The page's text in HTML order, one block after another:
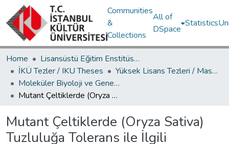
Communities
&
Collections
All of
DSpace
Statistics
Home
Lisansüstü Eğitim Enstitüsü / Postgraduate Education Institute
İKÜ Tezler / IKU Theses
Yüksek Lisans Tezleri / Master's Theses
Moleküler Biyoloji ve Genetik Ana Bilim Dalı / Department of Molecular Biology and Genetics
Mutant Çeltiklerde (Oryza Sativa) Tuzluluğa Tolerans ile İlgili miRNA'ların Belirlenmesi
Mutant Çeltiklerde (Oryza Sativa)
Tuzluluğa Tolerans ile İlgili